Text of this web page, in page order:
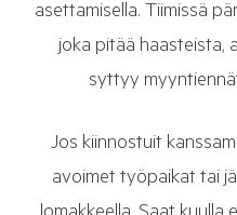
asettamisella. Tiimissä
joka pitää haasteista,
syttyy
Jos kiinnostuit
avoimet työpaikat tai